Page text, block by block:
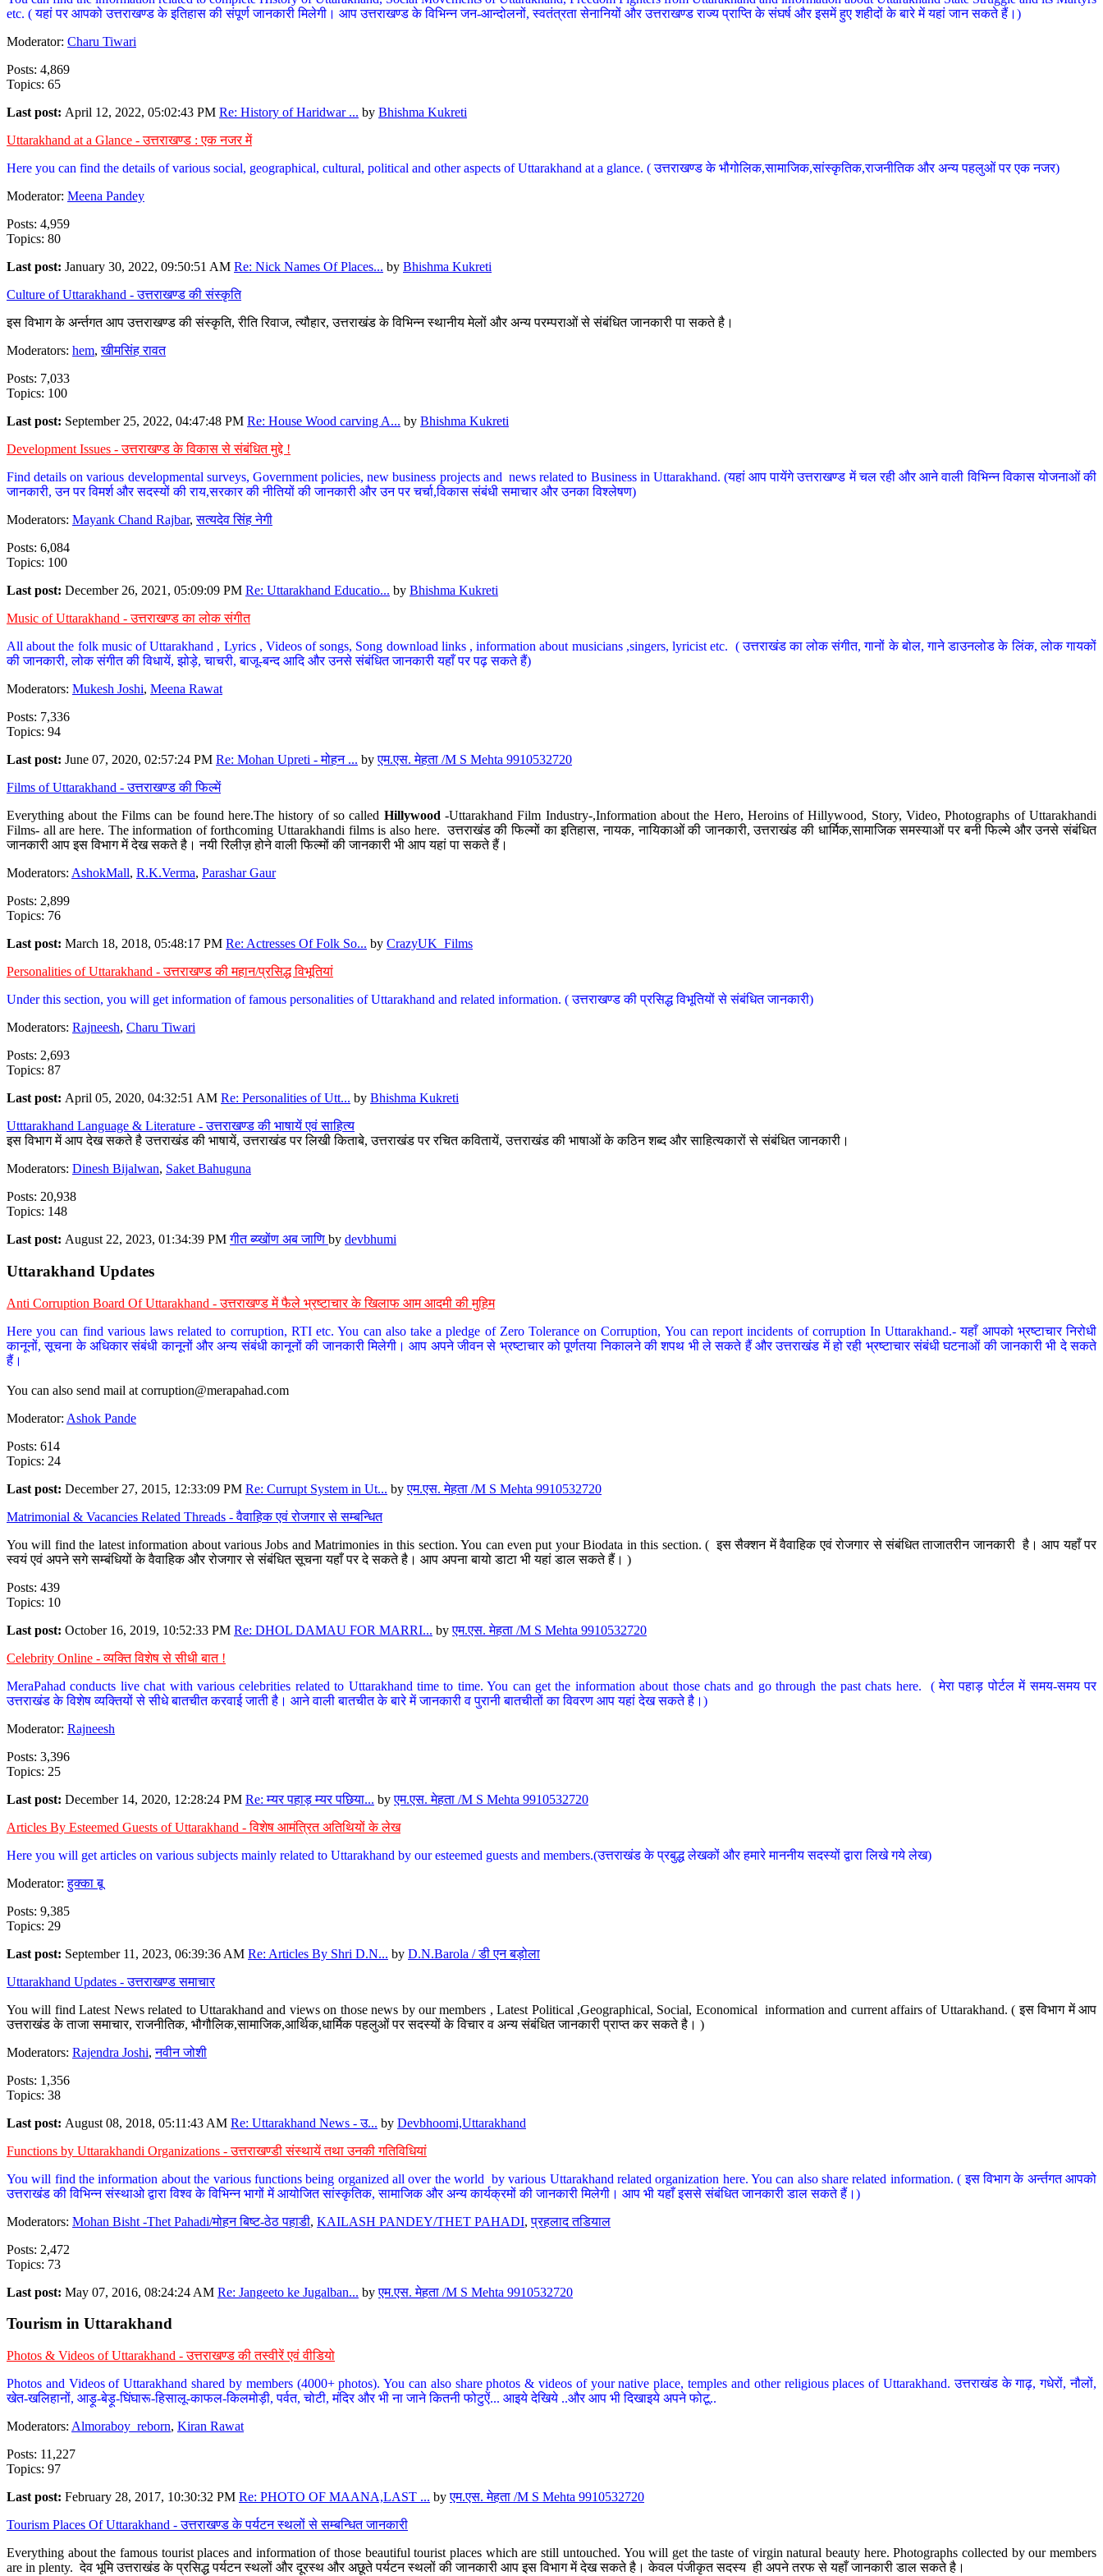
etc. ( यहां पर आपको उत्तराखण्ड के इतिहास की संपूर्ण जानकारी मिलेगी। आप उत्तराखण्ड के विभिन्न जन-आन्दोलनों, स्वतंत्रता सेनानियों और उत्तराखण्ड राज्य प्राप्ति के संघर्ष और इसमें हुए शहीदों के बारे में यहां जान सकते हैं।)
Moderator: Charu Tiwari
Posts: 4,869
Topics: 65
Last post: April 12, 2022, 05:02:43 PM Re: History of Haridwar ... by Bhishma Kukreti
Uttarakhand at a Glance - उत्तराखण्ड : एक नजर में
Here you can find the details of various social, geographical, cultural, political and other aspects of Uttarakhand at a glance. ( उत्तराखण्ड के भौगोलिक,सामाजिक,सांस्कृतिक,राजनीतिक और अन्य पहलुओं पर एक नजर)
Moderator: Meena Pandey
Posts: 4,959
Topics: 80
Last post: January 30, 2022, 09:50:51 AM Re: Nick Names Of Places... by Bhishma Kukreti
Culture of Uttarakhand - उत्तराखण्ड की संस्कृति
इस विभाग के अर्न्तगत आप उत्तराखण्ड की संस्कृति, रीति रिवाज, त्यौहार, उत्तराखंड के विभिन्न स्थानीय मेलों और अन्य परम्पराओं से संबंधित जानकारी पा सकते है।
Moderators: hem,खीमसिंह रावत
Posts: 7,033
Topics: 100
Last post: September 25, 2022, 04:47:48 PM Re: House Wood carving A... by Bhishma Kukreti
Development Issues - उत्तराखण्ड के विकास से संबंधित मुद्दे !
Find details on various developmental surveys, Government policies, new business projects and news related to Business in Uttarakhand. (यहां आप पायेंगे उत्तराखण्ड में चल रही और आने वाली विभिन्न विकास योजनाओं की
जानकारी, उन पर विमर्श और सदस्यों की राय,सरकार की नीतियों की जानकारी और उन पर चर्चा,विकास संबंधी समाचार और उनका विश्लेषण)
Moderators: Mayank Chand Rajbar,सत्यदेव सिंह नेगी
Posts: 6,084
Topics: 100
Last post: December 26, 2021, 05:09:09 PM Re: Uttarakhand Educatio... by Bhishma Kukreti
Music of Uttarakhand - उत्तराखण्ड का लोक संगीत
All about the folk music of Uttarakhand , Lyrics , Videos of songs, Song download links , information about musicians ,singers, lyricist etc. ( उत्तराखंड का लोक संगीत, गानों के बोल, गाने डाउनलोड के लिंक, लोक गायकों
की जानकारी, लोक संगीत की विधायें, झोड़े, चाचरी, बाजू-बन्द आदि और उनसे संबंधित जानकारी यहाँ पर पढ़ सकते हैं)
Moderators: Mukesh Joshi, Meena Rawat
Posts: 7,336
Topics: 94
Last post: June 07, 2020, 02:57:24 PM Re: Mohan Upreti - मोहन ... byएम.एस. मेहता /M S Mehta 9910532720
Films of Uttarakhand - उत्तराखण्ड की फिल्में
Everything about the Films can be found here.The history of so called Hillywood-Uttarakhand Film Industry-,Information about the Hero, Heroins of Hillywood, Story, Video, Photographs of Uttarakhandi
Films- all are here. The information of forthcoming Uttarakhandi films is also here. उत्तराखंड की फिल्मों का इतिहास, नायक, नायिकाओं की जानकारी, उत्तराखंड की धार्मिक,सामाजिक समस्याओं पर बनी फिल्मे और उनसे संबंधित
जानकारी आप इस विभाग में देख सकते है। नयी रिलीज़ होने वाली फिल्मों की जानकारी भी आप यहां पा सकते हैं।
Moderators: AshokMall, R.K.Verma, Parashar Gaur
Posts: 2,899
Topics: 76
Last post: March 18, 2018, 05:48:17 PM Re: Actresses Of Folk So... by CrazyUK_Films
Personalities of Uttarakhand - उत्तराखण्ड की महान/प्रसिद्ध विभूतियां
Under this section, you will get information of famous personalities of Uttarakhand and related information. ( उत्तराखण्ड की प्रसिद्ध विभूतियों से संबंधित जानकारी)
Moderators: Rajneesh, Charu Tiwari
Posts: 2,693
Topics: 87
Last post: April 05, 2020, 04:32:51 AM Re: Personalities of Utt... by Bhishma Kukreti
Utttarakhand Language & Literature - उत्तराखण्ड की भाषायें एवं साहित्य
इस विभाग में आप देख सकते है उत्तराखंड की भाषायें, उत्तराखंड पर लिखी किताबे, उत्तराखंड पर रचित कवितायें, उत्तराखंड की भाषाओं के कठिन शब्द और साहित्यकारों से संबंधित जानकारी।
Moderators: Dinesh Bijalwan, Saket Bahuguna
Posts: 20,938
Topics: 148
Last post: August 22, 2023, 01:34:39 PMगीत ब्य्खोंण अब जाणि by devbhumi
Uttarakhand Updates
Anti Corruption Board Of Uttarakhand - उत्तराखण्ड में फैले भ्रष्टाचार के खिलाफ आम आदमी की मुहिम
Here you can find various laws related to corruption, RTI etc. You can also take a pledge of Zero Tolerance on Corruption, You can report incidents of corruption In Uttarakhand.- यहाँ आपको भ्रष्टाचार निरोधी
कानूनों, सूचना के अधिकार संबंधी कानूनों और अन्य संबंधी कानूनों की जानकारी मिलेगी। आप अपने जीवन से भ्रष्टाचार को पूर्णतया निकालने की शपथ भी ले सकते हैं और उत्तराखंड में हो रही भ्रष्टाचार संबंधी घटनाओं की जानकारी भी दे सकते
हैं।
You can also send mail at corruption@merapahad.com
Moderator: Ashok Pande
Posts: 614
Topics: 24
Last post: December 27, 2015, 12:33:09 PM Re: Currupt System in Ut... byएम.एस. मेहता /M S Mehta 9910532720
Matrimonial & Vacancies Related Threads - वैवाहिक एवं रोजगार से सम्बन्धित
You will find the latest information about various Jobs and Matrimonies in this section. You can even put your Biodata in this section. ( इस सैक्शन में वैवाहिक एवं रोजगार से संबंधित ताजातरीन जानकारी है। आप यहाँ पर
स्वयं एवं अपने सगे सम्बंधियों के वैवाहिक और रोजगार से संबंधित सूचना यहाँ पर दे सकते है। आप अपना बायो डाटा भी यहां डाल सकते हैं। )
Posts: 439
Topics: 10
Last post: October 16, 2019, 10:52:33 PM Re: DHOL DAMAU FOR MARRI... byएम.एस. मेहता /M S Mehta 9910532720
Celebrity Online - व्यक्ति विशेष से सीधी बात !
MeraPahad conducts live chat with various celebrities related to Uttarakhand time to time. You can get the information about those chats and go through the past chats here. ( मेरा पहाड़ पोर्टल में समय-समय पर
उत्तराखंड के विशेष व्यक्तियों से सीधे बातचीत करवाई जाती है। आने वाली बातचीत के बारे में जानकारी व पुरानी बातचीतों का विवरण आप यहां देख सकते है।)
Moderator: Rajneesh
Posts: 3,396
Topics: 25
Last post: December 14, 2020, 12:28:24 PM Re: म्यर पहाड़ म्यर पछिया... byएम.एस. मेहता /M S Mehta 9910532720
Articles By Esteemed Guests of Uttarakhand - विशेष आमंत्रित अतिथियों के लेख
Here you will get articles on various subjects mainly related to Uttarakhand by our esteemed guests and members.(उत्तराखंड के प्रबुद्ध लेखकों और हमारे माननीय सदस्यों द्वारा लिखे गये लेख)
Moderator:हुक्का बू
Posts: 9,385
Topics: 29
Last post: September 11, 2023, 06:39:36 AM Re: Articles By Shri D.N... by D.N.Barola / डी एन बड़ोला
Uttarakhand Updates - उत्तराखण्ड समाचार
You will find Latest News related to Uttarakhand and views on those news by our members , Latest Political ,Geographical, Social, Economical information and current affairs of Uttarakhand. ( इस विभाग में आप
उत्तराखंड के ताजा समाचार, राजनीतिक, भौगौलिक,सामाजिक,आर्थिक,धार्मिक पहलुओं पर सदस्यों के विचार व अन्य संबंधित जानकारी प्राप्त कर सकते है। )
Moderators: Rajendra Joshi,नवीन जोशी
Posts: 1,356
Topics: 38
Last post: August 08, 2018, 05:11:43 AM Re: Uttarakhand News - उ... by Devbhoomi,Uttarakhand
Functions by Uttarakhandi Organizations - उत्तराखण्डी संस्थायें तथा उनकी गतिविधियां
You will find the information about the various functions being organized all over the world by various Uttarakhand related organization here. You can also share related information. ( इस विभाग के अर्न्तगत आपको
उत्तराखंड की विभिन्न संस्थाओ द्वारा विश्व के विभिन्न भागों में आयोजित सांस्कृतिक, सामाजिक और अन्य कार्यक्रमों की जानकारी मिलेगी। आप भी यहाँ इससे संबंधित जानकारी डाल सकते हैं।)
Moderators: Mohan Bisht -Thet Pahadi/मोहन बिष्ट-ठेठ पहाडी, KAILASH PANDEY/THET PAHADI,प्रहलाद तडियाल
Posts: 2,472
Topics: 73
Last post: May 07, 2016, 08:24:24 AM Re: Jangeeto ke Jugalban... byएम.एस. मेहता /M S Mehta 9910532720
Tourism in Uttarakhand
Photos & Videos of Uttarakhand - उत्तराखण्ड की तस्वीरें एवं वीडियो
Photos and Videos of Uttarakhand shared by members (4000+ photos). You can also share photos & videos of your native place, temples and other religious places of Uttarakhand. उत्तराखंड के गाढ़, गधेरों, नौलों,
खेत-खलिहानों, आड़ू-बेड़ू-घिंघारू-हिसालू-काफल-किलमोड़ी, पर्वत, चोटी, मंदिर और भी ना जाने कितनी फोटुऐं... आइये देखिये ..और आप भी दिखाइये अपने फोटू..
Moderators: Almoraboy_reborn, Kiran Rawat
Posts: 11,227
Topics: 97
Last post: February 28, 2017, 10:30:32 PM Re: PHOTO OF MAANA,LAST ... byएम.एस. मेहता /M S Mehta 9910532720
Tourism Places Of Uttarakhand - उत्तराखण्ड के पर्यटन स्थलों से सम्बन्धित जानकारी
Everything about the famous tourist places and information of those beautiful tourist places which are still untouched. You will get the taste of virgin natural beauty here. Photographs collected by our members
are in plenty. देव भूमि उत्तराखंड के प्रसिद्ध पर्यटन स्थलों और दूरस्थ और अछूते पर्यटन स्थलों की जानकारी आप इस विभाग में देख सकते है। केवल पंजीकृत सदस्य ही अपने तरफ से यहाँ जानकारी डाल सकते है।